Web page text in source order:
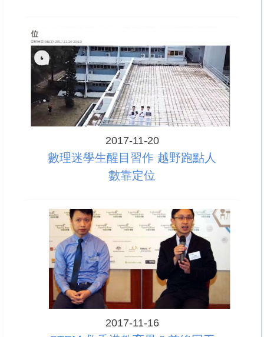
2017-11-20
數理迷學生醒目習作 越野跑點人
數靠定位
2017-11-16